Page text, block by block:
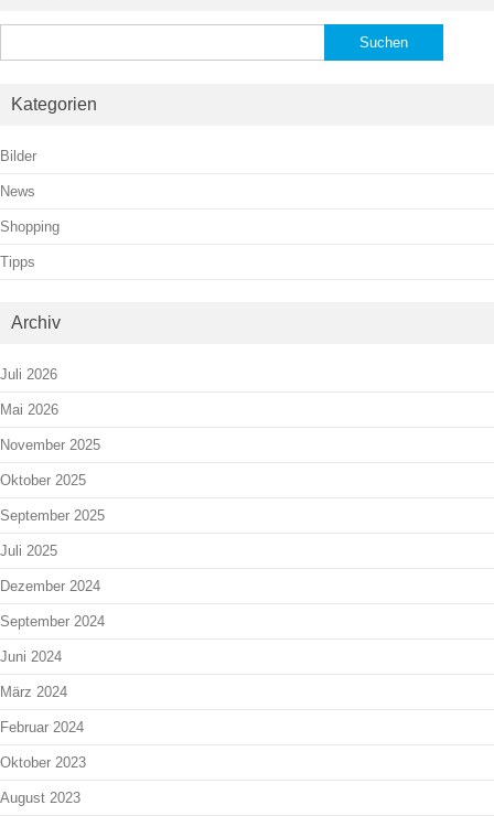
nach:
Kategorien
Bilder
News
Shopping
Tipps
Archiv
Juli 2026
Mai 2026
November 2025
Oktober 2025
September 2025
Juli 2025
Dezember 2024
September 2024
Juni 2024
März 2024
Februar 2024
Oktober 2023
August 2023